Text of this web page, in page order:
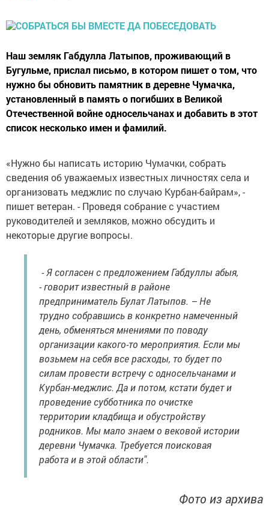
Наш земляк Габдулла Латыпов, проживающий в
Бугульме, прислал письмо, в котором пишет о том, что
нужно бы обновить памятник в деревне Чумачка,
установленный в память о погибших в Великой
Отечественной войне односельчанах и добавить в этот
список несколько имен и фамилий.
«Нужно бы написать историю Чумачки, собрать
сведения об уважаемых известных личностях села и
организовать меджлис по случаю Курбан-байрам», -
пишет ветеран. - Проведя собрание с участием
руководителей и земляков, можно обсудить и
некоторые другие вопросы.
- Я согласен с предложением Габдуллы абыя,
- говорит известный в районе
предприниматель Булат Латыпов. – Не
трудно собравшись в конкретно намеченный
день, обменяться мнениями по поводу
организации какого-то мероприятия. Если мы
возьмем на себя все расходы, то будет по
силам провести встречу с односельчанами и
Курбан-меджлис. Да и потом, кстати будет и
проведение субботника по очистке
территории кладбища и обустройству
родников. Мы мало знаем о вековой истории
деревни Чумачка. Требуется поисковая
работа и в этой области".
Фото из архива